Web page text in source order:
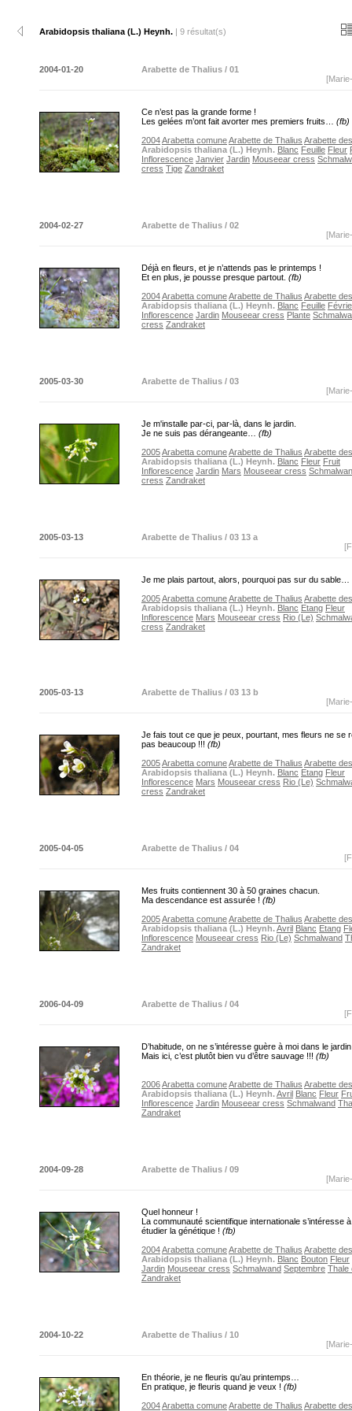
Arabidopsis thaliana (L.) Heynh. | 9 résultat(s)
2004-01-20
Arabette de Thalius / 01
Ce n’est pas la grande forme !
Les gelées m’ont fait avorter mes premiers fruits… (fb)
2004Arabetta comuneArabette de Thalius Arabette
Arabidopsis thaliana (L.) Heynh. Blanc Feuille Fleur
Inflorescence Janvier Jardin Mouseear cress
cress Tige Zandraket
2004-02-27
Arabette de Thalius / 02
Déjà en fleurs, et je n’attends pas le printemps !
Et en plus, je pousse presque partout. (fb)
2004Arabetta comuneArabette de Thalius Arabette
Arabidopsis thaliana (L.) Heynh. Blanc Feuille
Inflorescence Jardin Mouseear cress Plante
cress Zandraket
2005-03-30
Arabette de Thalius / 03
Je m'installe par-ci, par-là, dans le jardin.
Je ne suis pas dérangeante… (fb)
2005Arabetta comuneArabette de Thalius Arabette
Arabidopsis thaliana (L.) Heynh. Blanc Fleur Fruit
Inflorescence Jardin Mars Mouseear cress
cress Zandraket
2005-03-13
Arabette de Thalius / 03 13 a
Je me plais partout, alors, pourquoi pas sur du sable…
2005Arabetta comuneArabette de Thalius Arabette
Arabidopsis thaliana (L.) Heynh. Blanc Etang Fleur
Inflorescence Mars Mouseear cress Rio (Le)
cress Zandraket
2005-03-13
Arabette de Thalius / 03 13 b
Je fais tout ce que je peux, pourtant, mes fleurs ne se
pas beaucoup !!! (fb)
2005Arabetta comuneArabette de Thalius Arabette
Arabidopsis thaliana (L.) Heynh. Blanc Etang Fleur
Inflorescence Mars Mouseear cress Rio (Le)
cress Zandraket
2005-04-05
Arabette de Thalius / 04
Mes fruits contiennent 30 à 50 graines chacun.
Ma descendance est assurée ! (fb)
2005Arabetta comuneArabette de Thalius Arabette
Arabidopsis thaliana (L.) Heynh.Avril Blanc Etang
Inflorescence Mouseear cress Rio (Le) Schmalwand
Zandraket
2006-04-09
Arabette de Thalius / 04
D’habitude, on ne s’intéresse guère à moi dans le
Mais ici, c’est plutôt bien vu d’être sauvage !!! (fb)
2006Arabetta comuneArabette de Thalius Arabette
Arabidopsis thaliana (L.) Heynh.Avril Blanc Fleur
Inflorescence Jardin Mouseear cress Schmalwand
Zandraket
2004-09-28
Arabette de Thalius / 09
Quel honneur !
La communauté scientifique internationale s’intéresse
étudier la génétique ! (fb)
2004Arabetta comuneArabette de Thalius Arabette
Arabidopsis thaliana (L.) Heynh. Blanc Bouton Fleur
Jardin Mouseear cress Schmalwand Septembre Thale
Zandraket
2004-10-22
Arabette de Thalius / 10
En théorie, je ne fleuris qu’au printemps…
En pratique, je fleuris quand je veux ! (fb)
2004Arabetta comuneArabette de Thalius Arabette